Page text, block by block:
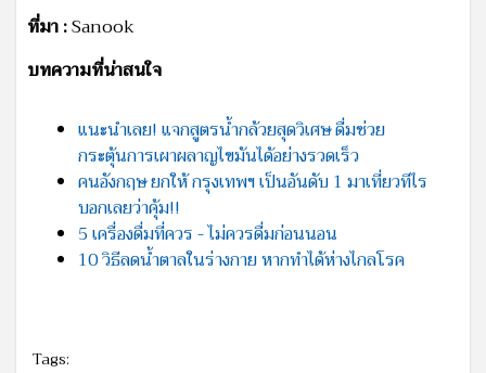
ที่มา :Sanook
บทความที่น่าสนใจ
แนะนำเลย! แจกสูตรน้ำกล้วยสุดวิเศษ ดื่มช่วย
กระตุ้นการเผาผลาญไขมันได้อย่างรวดเร็ว
คนอังกฤษ ยกให้ กรุงเทพฯ เป็นอันดับ 1 มาเที่ยวทีไร
บอกเลยว่าคุ้ม!!
5 เครื่องดื่มที่ควร - ไม่ควรดื่มก่อนนอน
10 วิธีลดน้ำตาลในร่างกาย หากทำได้ห่างไกลโรค
Tags: